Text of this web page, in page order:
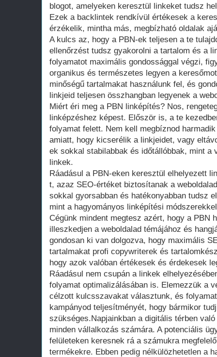
blogot, amelyeken keresztül linkeket tudsz
Ezek a backlintek rendkívül értékesek a
érzékelik, mintha más, megbízható oldalak
A kulcs az, hogy a PBN-ek teljesen a te
ellenőrzést tudsz gyakorolni a tartalom és a
folyamatot maximális gondossággal végzi,
organikus és természetes legyen a
minőségű tartalmakat használunk fel, és
linkjeid teljesen összhangban legyenek a
Miért éri meg a PBN linképítés? Nos,
linképzéshez képest. Először is, a te
folyamat felett. Nem kell megbíznod
amiatt, hogy kicserélik a linkjeidet, vagy
ek sokkal stabilabbak és időtállóbbak, mint a
linkek.
Ráadásul a PBN-eken keresztül elhelyezett
t, azaz SEO-értéket biztosítanak a
sokkal gyorsabban és hatékonyabban tudsz
mint a hagyományos linképítési
Cégünk mindent megtesz azért, hogy a PBN
illeszkedjen a weboldalad témájához és
gondosan ki van dolgozva, hogy maximális
tartalmakat profi copywriterek és
hogy azok valóban értékesek és érdekesek
Ráadásul nem csupán a linkek
folyamat optimalizálásában is. Elemezzük a
célzott kulcsszavakat választunk, és
kampányod teljesítményét, hogy bármikor
szükséges.Napjainkban a digitális térben
minden vállalkozás számára. A potenciális
felületeken keresnek rá a számukra
termékekre. Ebben pedig nélkülözhetetlen a